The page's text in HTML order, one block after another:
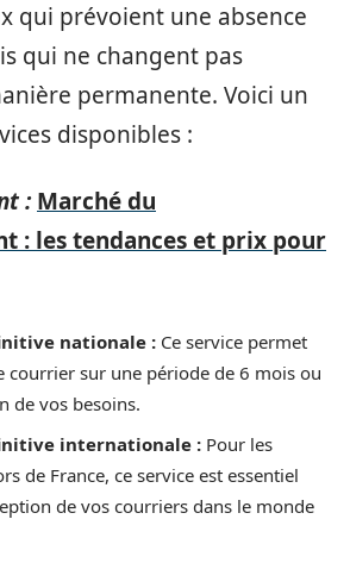
qui prévoient une absence
qui ne changent pas
permanente. Voici un
disponibles :
: Marché du
: les tendances et prix pour
nationale : Ce service permet
courrier sur une période de 6 mois ou
de vos besoins.
internationale : Pour les
de France, ce service est essentiel
de vos courriers dans le monde